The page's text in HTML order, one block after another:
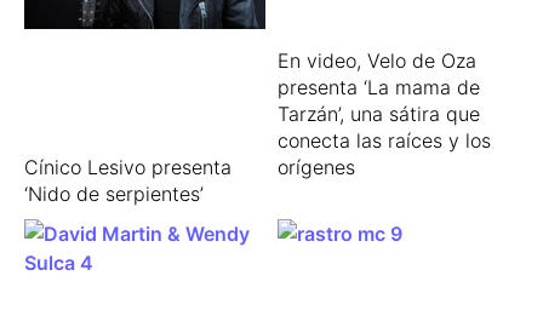
Cínico Lesivo presenta
‘Nido de serpientes’
En video, Velo de Oza
presenta ‘La mama de
Tarzán’, una sátira que
conecta las raíces y los
orígenes